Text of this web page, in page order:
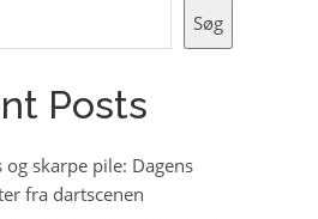
Søg
Posts
og skarpe pile: Dagens
fra dartscenen